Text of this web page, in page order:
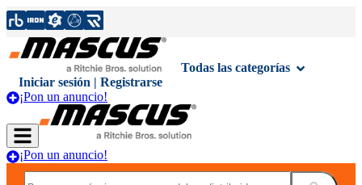
Todas las categorías
Iniciar sesión | Registrarse
¡Pon un anuncio!
¡Pon un anuncio!